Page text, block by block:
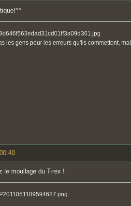
les gens pour les erreurs qu'ils commettent,
le moullage du T-rex !